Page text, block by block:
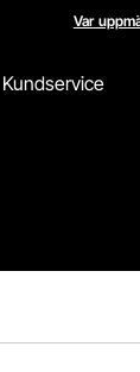
Var
Kundservice